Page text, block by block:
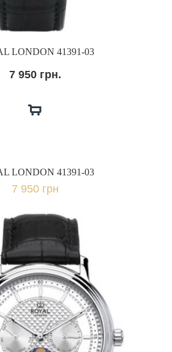
LONDON 41391-03
7 950 грн.
LONDON 41391-03
7 950 грн